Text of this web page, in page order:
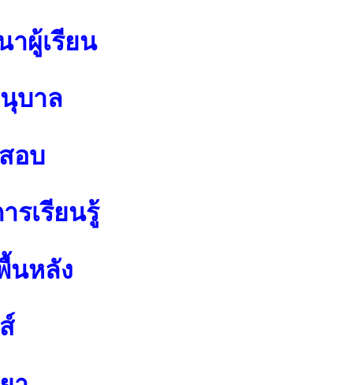
ผู้เรียน
บาล
อบ
รเรียนรู้
นหลัง